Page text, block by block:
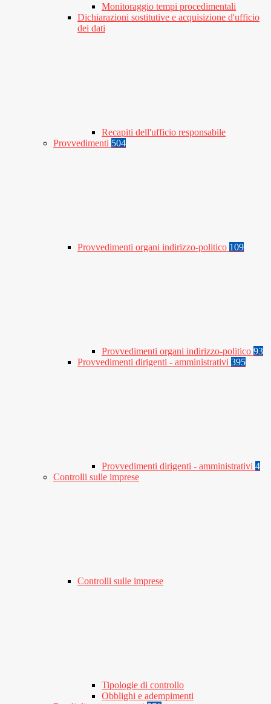
Monitoraggio tempi procedimentali
Dichiarazioni sostitutive e acquisizione d'ufficio
dei dati
Recapiti dell'ufficio responsabile
Provvedimenti 504
Provvedimenti organi indirizzo-politico 109
Provvedimenti organi indirizzo-politico 93
Provvedimenti dirigenti - amministrativi 395
Provvedimenti dirigenti - amministrativi 4
Controlli sulle imprese
Controlli sulle imprese
Tipologie di controllo
Obblighi e adempimenti